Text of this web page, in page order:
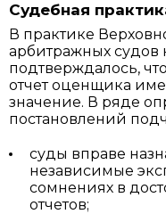
Судебная
В практике
арбитражных судов
подтверждалось,
отчет оценщика
значение. В ряде
постановлений
суды вправе
независимые
сомнениях в
отчетов;